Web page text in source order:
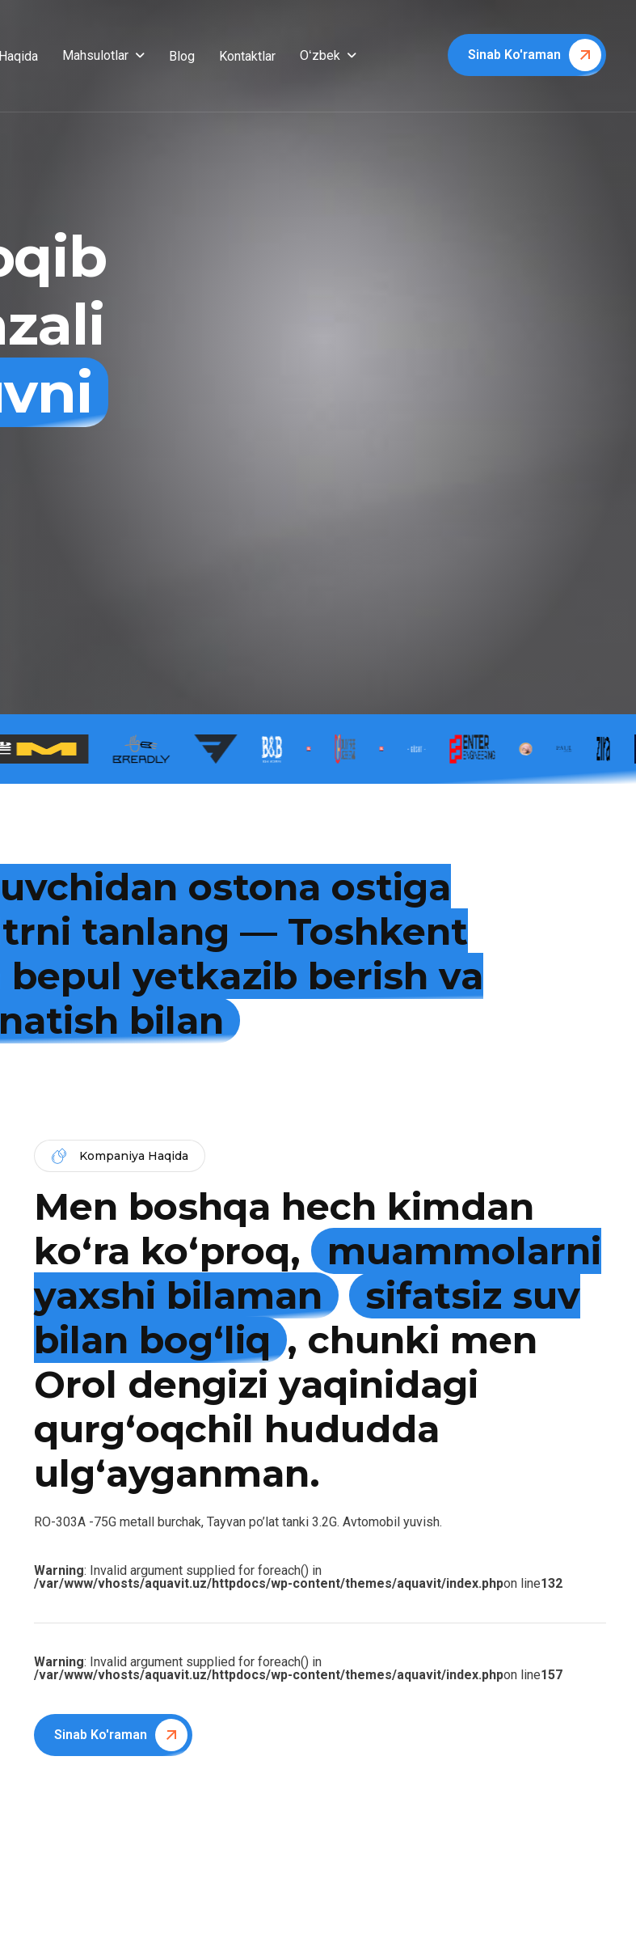
Mahsulotlar Blog Kontaktlar Oʻzbek Sinab Ko'raman
ostona ostiga
tanlang — Toshkent
bepul yetkazib berish va
bilan
Kompaniya Haqida
Men boshqa hech kimdan
ko‘ra ko‘proq,
muammolarni
yaxshi bilaman
sifatsiz suv
bilan bog‘liq , chunki men
Orol dengizi yaqinidagi
qurg‘oqchil hududda
ulg‘ayganman.
RO-303A -75G metall burchak, Tayvan po’lat tanki 3.2G. Avtomobil yuvish.
Warning: Invalid argument supplied for foreach() in
/var/www/vhosts/aquavit.uz/httpdocs/wp-content/themes/aquavit/index.phpon line132
Warning: Invalid argument supplied for foreach() in
/var/www/vhosts/aquavit.uz/httpdocs/wp-content/themes/aquavit/index.phpon line157
Sinab Ko'raman